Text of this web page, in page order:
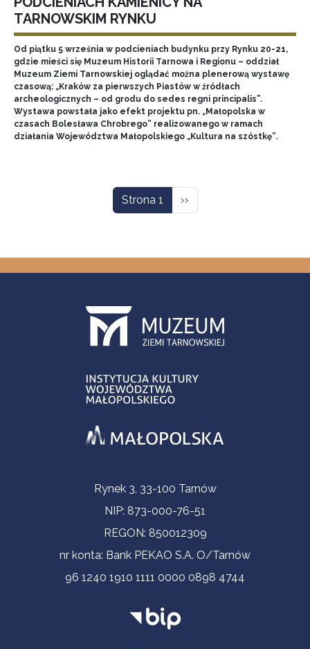
TARNOWSKIM RYNKU
Od piątku 5 września w podcieniach budynku przy Rynku 20-21,
gdzie mieści się Muzeum Historii Tarnowa i Regionu – oddział
Muzeum Ziemi Tarnowskiej oglądać można plenerową wystawę
czasową: „Kraków za pierwszych Piastów w źródłach
archeologicznych – od grodu do sedes regni principalis”.
Wystawa powstała jako efekt projektu pn. „Małopolska w
czasach Bolesława Chrobrego” realizowanego w ramach
działania Województwa Małopolskiego „Kultura na szóstkę”.
Strona 1 Następna strona
››
Informacje kontaktoweRynek 3, 33-100 Tarnów
NIP: 873-000-76-51
REGON: 850012309
nr konta: Bank PEKAO S.A. O/Tarnów
96 1240 1910 1111 0000 0898 4744